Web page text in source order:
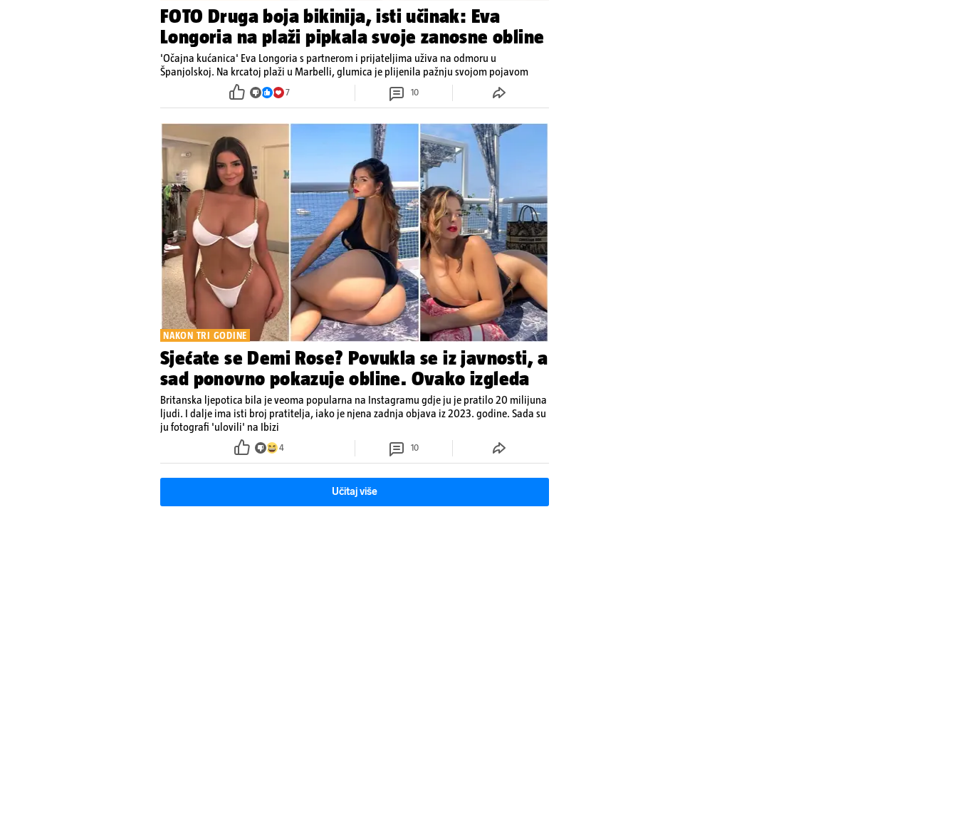
FOTO Druga boja bikinija, isti učinak: Eva
Longoria na plaži pipkala svoje zanosne obline
'Očajna kućanica' Eva Longoria s partnerom i prijateljima uživa na odmoru u
Španjolskoj. Na krcatoj plaži u Marbelli, glumica je plijenila pažnju svojom pojavom
7 10
NAKON TRI GODINE
Sjećate se Demi Rose? Povukla se iz javnosti, a
sad ponovno pokazuje obline. Ovako izgleda
Britanska ljepotica bila je veoma popularna na Instagramu gdje ju je pratilo 20 milijuna
ljudi. I dalje ima isti broj pratitelja, iako je njena zadnja objava iz 2023. godine. Sada su
ju fotografi 'ulovili' na Ibizi
4 10
Učitaj više